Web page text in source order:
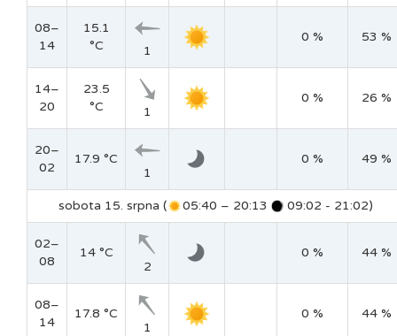
08–
14
15.1
°C
1
0 % 53 %
14–
20
23.5
°C
1
0 % 26 %
20–
02
17.9 °C
1
0 % 49 %
sobota 15. srpna ( 05:40 – 20:13 09:02 - 21:02)
02–
08
14 °C
2
0 % 44 %
08–
14
17.8 °C
1
0 % 44 %